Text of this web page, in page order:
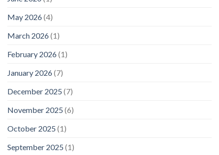
May 2026(4)
March 2026(1)
February 2026(1)
January 2026(7)
December 2025 (7)
November 2025 (6)
October 2025 (1)
September 2025 (1)